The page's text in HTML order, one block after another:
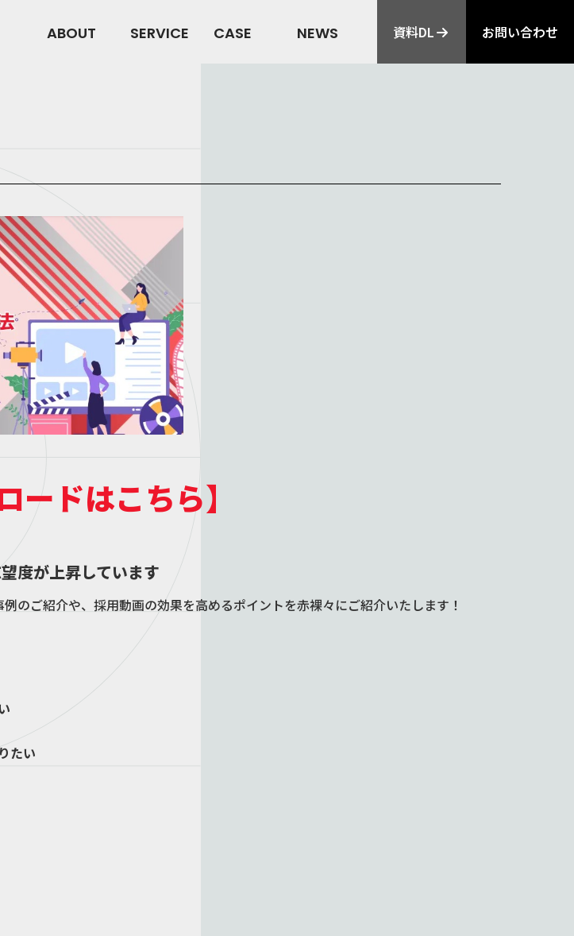
お問い合わせ
資料DL
ABOUT SERVICE CASE NEWS
ードはこちら】
度が上昇しています
のご紹介や、採用動画の効果を高めるポイントを赤裸々にご紹介いたします！
たい